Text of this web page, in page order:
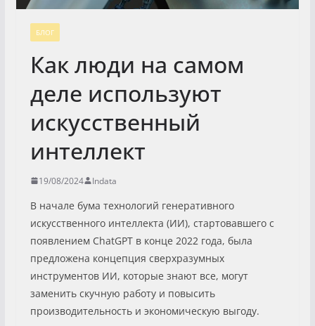
БЛОГ
Как люди на самом
деле используют
искусственный
интеллект
19/08/2024 Indata
В начале бума технологий генеративного
искусственного интеллекта (ИИ), стартовавшего с
появлением ChatGPT в конце 2022 года, была
предложена концепция сверхразумных
инструментов ИИ, которые знают все, могут
заменить скучную работу и повысить
производительность и экономическую выгоду.